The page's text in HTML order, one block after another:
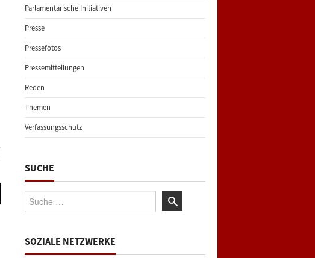
Parlamentarische Initiativen
Presse
Pressefotos
Pressemitteilungen
Reden
Themen
Verfassungsschutz
SUCHE
Suche:
SOZIALE NETZWERKE